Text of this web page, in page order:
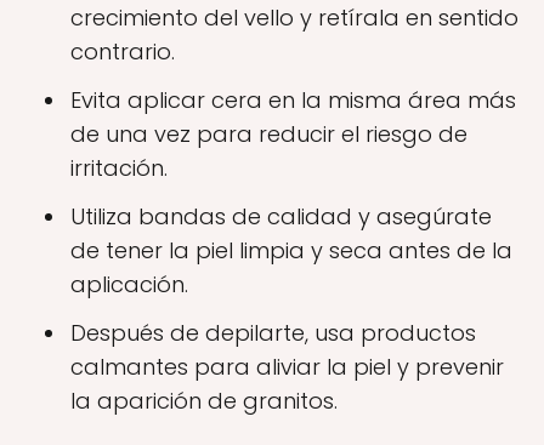
crecimiento del vello y retírala en sentido
contrario.
Evita aplicar cera en la misma área más
de una vez para reducir el riesgo de
irritación.
Utiliza bandas de calidad y asegúrate
de tener la piel limpia y seca antes de la
aplicación.
Después de depilarte, usa productos
calmantes para aliviar la piel y prevenir
la aparición de granitos.